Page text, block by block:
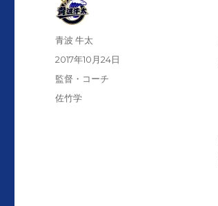
投
青波 牛太
投
稿
2017年10月24日
カ
テ
監督・コーチ
タ
佐竹学